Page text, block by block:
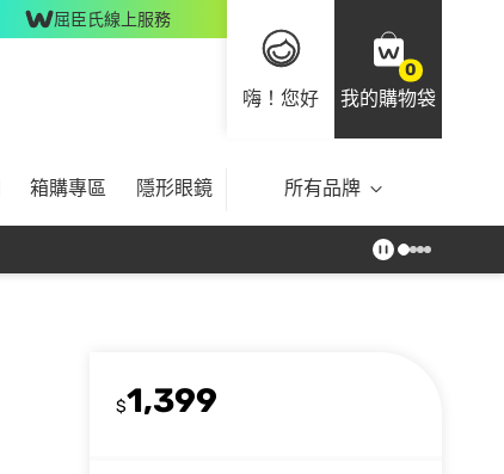
屈臣氏線上服務
嗨！您好
0
我的購物袋
箱購專區 隱形眼鏡 所有品牌
$1,399